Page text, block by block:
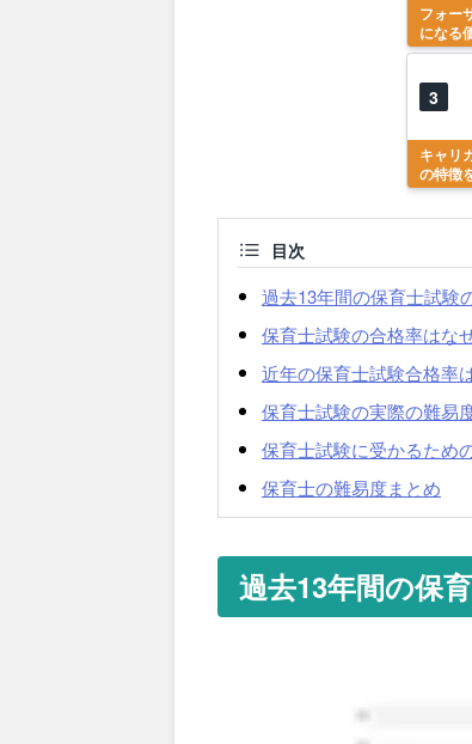
フォー
になる
3
キャリ
の特徴
目次
過去13年間の保育士試験
保育士試験の合格率はな
近年の保育士試験合格率
保育士試験の実際の難易
保育士試験に受かるため
保育士の難易度まとめ
過去13年間の保